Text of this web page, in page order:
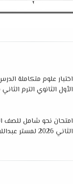
اختبار علوم متكاملة
امتحان نحو شامل للصف
الثاني 2026 لمستر عبدالله احمد الجرايحي